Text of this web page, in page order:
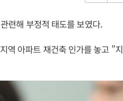
련해 부정적 태도를 보였다.
역 아파트 재건축 인가를 놓고 "지